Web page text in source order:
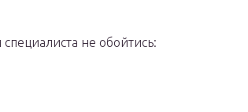
не обойтись: